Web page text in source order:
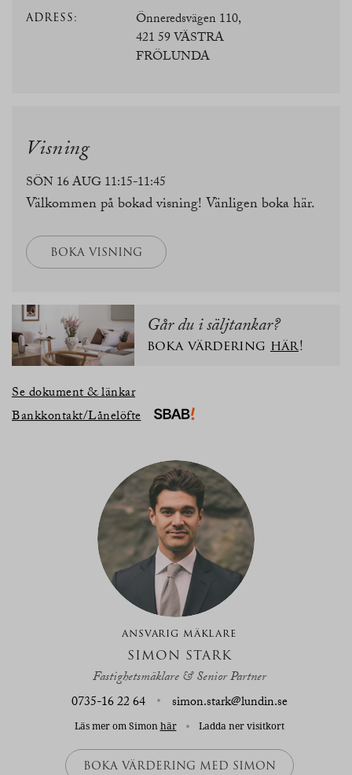
ADRESS:
Önneredsvägen 110,
421 59 VÄSTRA
FRÖLUNDA
Visning
SÖN 16 AUG 11:15-11:45
Välkommen på bokad visning! Vänligen boka här.
BOKA VISNING
Går du i säljtankar?
boka värdering här!
Se dokument & länkar
Bankkontakt/Lånelöfte
ANSVARIG MÄKLARE
SIMON STARK
Fastighetsmäklare & Senior Partner
0735-16 22 64
simon.stark@lundin.se
Läs mer om Simon här Ladda ner visitkort
BOKA VÄRDERING MED SIMON